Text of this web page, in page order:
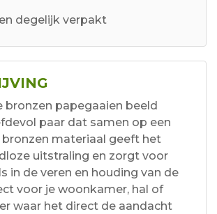
en degelijk verpakt
bronzen papegaaien beeld
paar dat samen op een
materiaal geeft het
uitstraling en zorgt voor
in de veren en houding van de
voor je woonkamer, hal of
waar het direct de aandacht